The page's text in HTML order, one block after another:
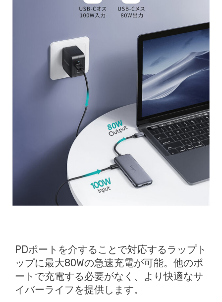
PDポートを介することで対応するラップト
ップに最大80Wの急速充電が可能。他のポ
ートで充電する必要がなく、より快適なサ
イバーライフを提供します。